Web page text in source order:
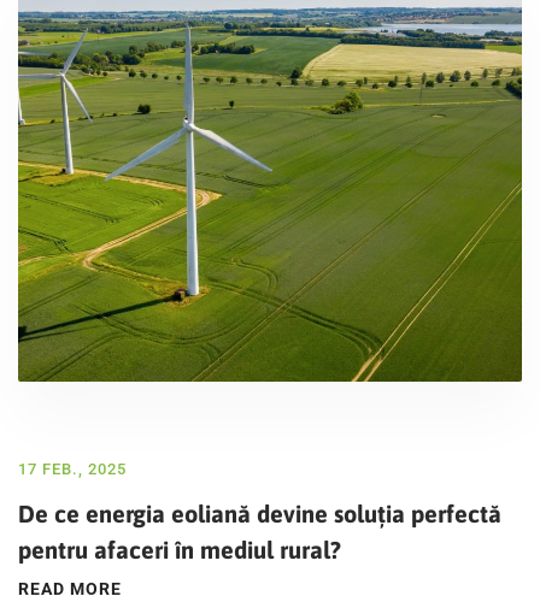
17 FEB., 2025
De ce energia eoliană devine soluția perfectă
pentru afaceri în mediul rural?
READ MORE